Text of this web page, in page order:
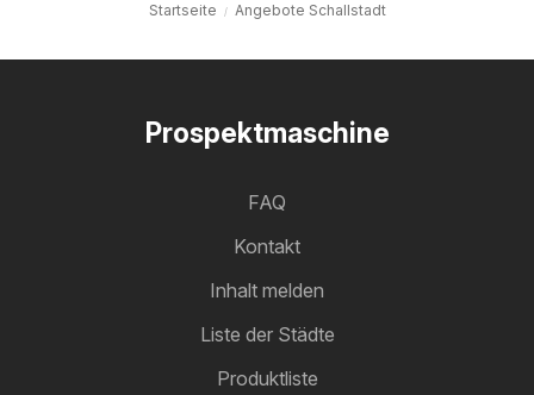
Startseite Angebote Schallstadt
Prospektmaschine
FAQ
Kontakt
Inhalt melden
Liste der Städte
Produktliste